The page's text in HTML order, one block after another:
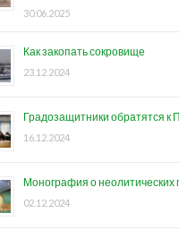
30.06.2025
Как закопать сокровище
23.12.2024
Градозащитники обратятся к
16.12.2024
Монография о неолитических
02.12.2024